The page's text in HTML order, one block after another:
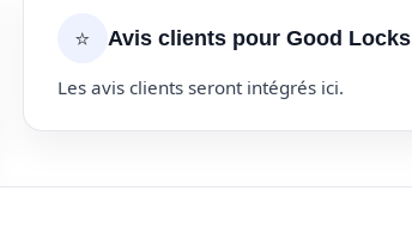
⭐ Avis clients pour Good Locks
Les avis clients seront intégrés ici.